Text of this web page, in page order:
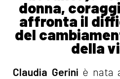
donna,
affronta il
del
della
Claudia Gerini è nata